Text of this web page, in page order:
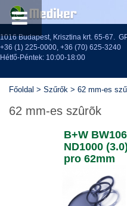
1016 Budapest, Krisztina krt. 65-67.
+36 (1) 225-0000, +36 (70) 625-3240
Hétfő-Péntek: 10:00-18:00
Főoldal > Szűrők > 62 mm-es
62 mm-es szûrõk
B+W
ND1000
pro 62mm